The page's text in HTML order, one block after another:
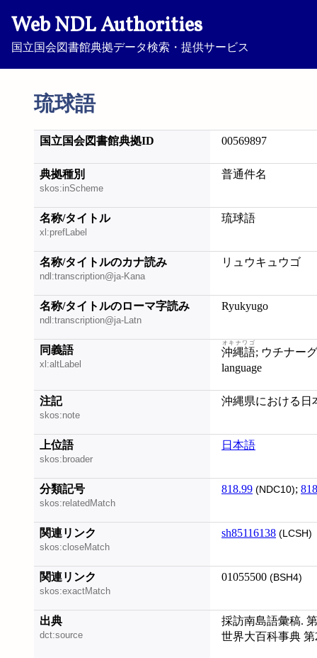
Web NDL Authorities
国立国会図書館典拠データ検索・提供サービス
琉球語
国立国会図書館典拠ID 00569897
典拠種別
skos:inScheme
普通件名
名称/タイトル
xl:prefLabel
琉球語
名称/タイトルのカナ読み
ndl:transcription@ja-Kana
リュウキュウゴ
名称/タイトルのローマ字読み
ndl:transcription@ja-Latn
Ryukyugo
同義語
xl:altLabel
沖縄語
オキナワゴ
; ウチナー
language
注記
skos:note
沖縄県における日
上位語
skos:broader
日本語
分類記号
skos:relatedMatch
818.99 (NDC10);
関連リンク
skos:closeMatch
sh85116138 (LCSH)
関連リンク
skos:exactMatch
01055500 (BSH4)
出典
dct:source
採訪南島語彙稿.
世界大百科事典 第